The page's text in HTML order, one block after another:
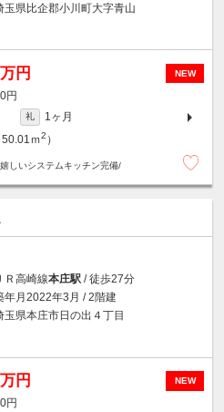
玉県比企郡小川町大字青山
NEW
円
円
礼
1ヶ月
ｍ2 ）
しいシステムキッチン完備/
Ｒ高崎線本庄駅 / 徒歩27分
年月2022年3月 / 2階建
玉県本庄市日の出４丁目
NEW
円
円